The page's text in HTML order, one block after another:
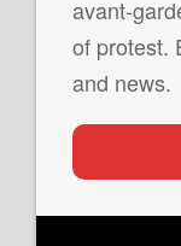
avant-
of protest.
and news.